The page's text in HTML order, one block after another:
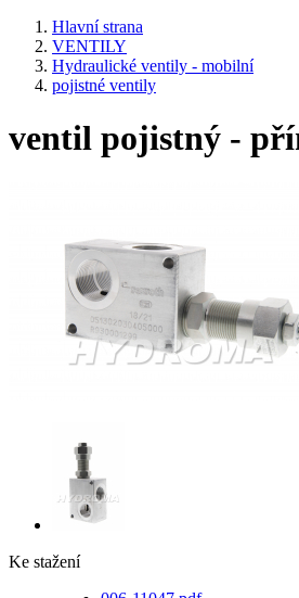
Hlavní strana
VENTILY
Hydraulické ventily - mobilní
pojistné ventily
ventil pojistný -
Ke stažení